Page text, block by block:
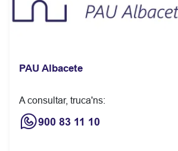
PAU Albacete
A consultar, truca'ns:
900 83 11 10